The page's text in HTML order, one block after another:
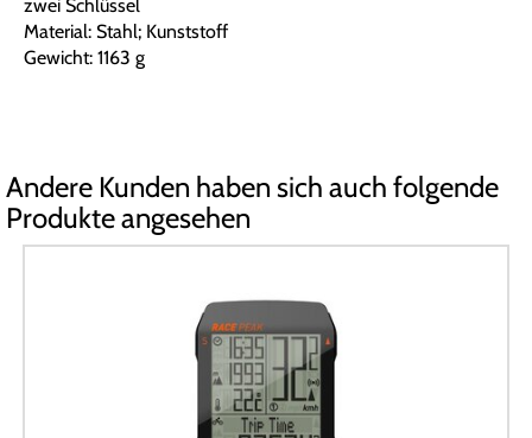
zwei Schlüssel
Material: Stahl; Kunststoff
Gewicht: 1163 g
Andere Kunden haben sich auch folgende
Produkte angesehen